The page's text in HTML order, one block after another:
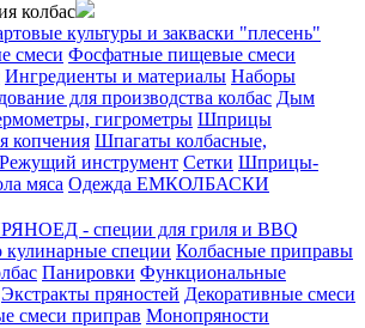
колбас
культуры и закваски "плесень"
смеси Фосфатные пищевые смеси
Ингредиенты и материалы Наборы
для производства колбас Дым
гигрометры Шприцы
копчения Шпагаты колбасные,
Режущий инструмент Сетки Шприцы-
мяса Одежда ЕМКОЛБАСКИ
- специи для гриля и BBQ
специи Колбасные приправы
Панировки Функциональные
Экстракты пряностей Декоративные смеси
смеси приправ Монопряности